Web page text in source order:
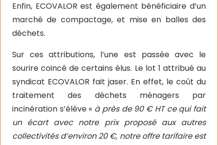
Enfin, ECOVALOR est également bénéficiaire d’un
marché de compactage, et mise en balles des
déchets.
Sur ces attributions, l’une est passée avec le
sourire coincé de certains élus. Le lot 1 attribué au
syndicat ECOVALOR fait jaser. En effet, le coût du
traitement des déchets ménagers par
incinération s’élève « à près de 90 € HT ce qui fait
un écart avec notre prix proposé aux autres
collectivités d’environ 20 €, notre offre tarifaire est